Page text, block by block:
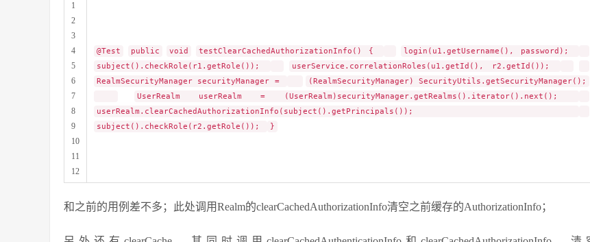
1
2
3
4
5
6
7
8
9
10
11
12
@Test public void testClearCachedAuthorizationInfo() {
login(u1.getUsername(), password);
subject().checkRole(r1.getRole());
userService.correlationRoles(u1.getId(), r2.getId());
RealmSecurityManager securityManager =
(RealmSecurityManager) SecurityUtils.getSecurityManager();
UserRealm userRealm = (UserRealm)securityManager.getRealms().iterator().next();
userRealm.clearCachedAuthorizationInfo(subject().getPrincipals());
subject().checkRole(r2.getRole());
}
和之前的用例差不多；此处调用Realm的clearCachedAuthorizationInfo清空之前缓存的AuthorizationInfo；